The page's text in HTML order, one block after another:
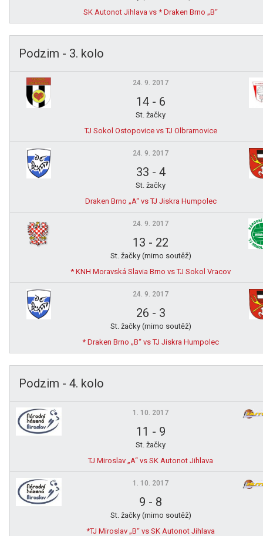
SK Autonot Jihlava vs * Draken Brno „B“
Podzim - 3. kolo
24. 9. 2017
14- 6
St. žačky
TJ Sokol Ostopovice vs TJ Olbramovice
24. 9. 2017
33 - 4
St. žačky
Draken Brno „A“ vs TJ Jiskra Humpolec
24. 9. 2017
13 - 22
St. žačky (mimo soutěž)
* KNH Moravská Slavia Brno vs TJ Sokol Vracov
24. 9. 2017
26 - 3
St. žačky (mimo soutěž)
* Draken Brno „B“ vs TJ Jiskra Humpolec
Podzim - 4. kolo
1. 10. 2017
11 - 9
St. žačky
TJ Miroslav „A“ vs SK Autonot Jihlava
1. 10. 2017
9 - 8
St. žačky (mimo soutěž)
*TJ Miroslav „B“ vs SK Autonot Jihlava